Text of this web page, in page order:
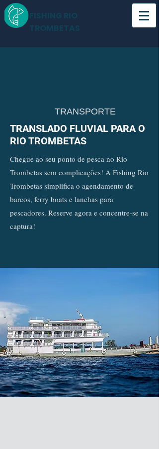
TRANSPORTE
TRANSLADO FLUVIAL PARA O
RIO TROMBETAS
Chegue ao seu ponto de pesca no Rio
Trombetas sem complicações! A Fishing Rio
Trombetas simplifica o agendamento de
barcos, ferry boats e lanchas para
pescadores. Reserve agora e concentre-se na
captura!